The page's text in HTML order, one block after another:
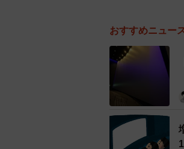
おすすめニュー